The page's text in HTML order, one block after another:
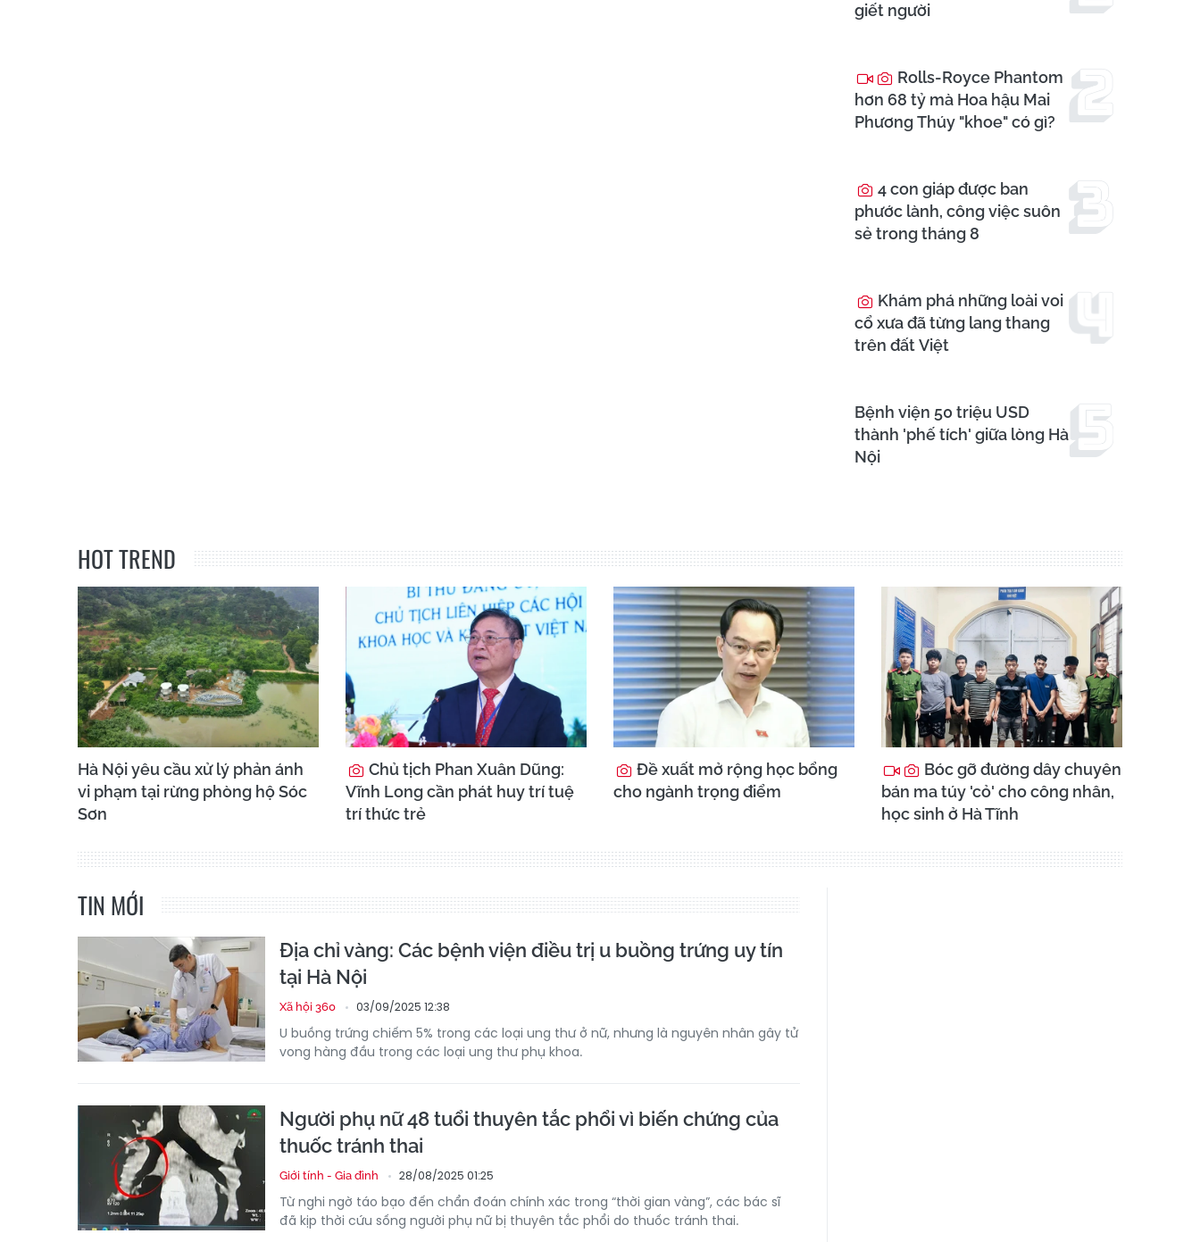
giết người
Rolls-Royce Phantom
hơn 68 tỷ mà Hoa hậu Mai
Phương Thúy "khoe" có gì?
4 con giáp được ban
phước lành, công việc suôn
sẻ trong tháng 8
Khám phá những loài voi
cổ xưa đã từng lang thang
trên đất Việt
Bệnh viện 50 triệu USD
thành 'phế tích' giữa lòng Hà
Nội
HOT TREND
Hà Nội yêu cầu xử lý phản ánh
vi phạm tại rừng phòng hộ Sóc
Sơn
Chủ tịch Phan Xuân Dũng:
Vĩnh Long cần phát huy trí tuệ
trí thức trẻ
Đề xuất mở rộng học bổng
cho ngành trọng điểm
Bóc gỡ đường dây chuyên
bán ma túy 'cỏ' cho công nhân,
học sinh ở Hà Tĩnh
TIN MỚI
Địa chỉ vàng: Các bệnh viện điều trị u buồng trứng uy tín
tại Hà Nội
Xã hội 360 03/09/2025 12:38
U buồng trứng chiếm 5% trong các loại ung thư ở nữ, nhưng là nguyên nhân gây tử
vong hàng đầu trong các loại ung thư phụ khoa.
Người phụ nữ 48 tuổi thuyên tắc phổi vì biến chứng của
thuốc tránh thai
Giới tính - Gia đình 28/08/2025 01:25
Từ nghi ngờ táo bạo đến chẩn đoán chính xác trong “thời gian vàng”, các bác sĩ
đã kịp thời cứu sống người phụ nữ bị thuyên tắc phổi do thuốc tránh thai.